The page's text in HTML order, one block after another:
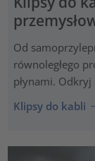
Od
równoległego
płynami.
Klipsy do kabli